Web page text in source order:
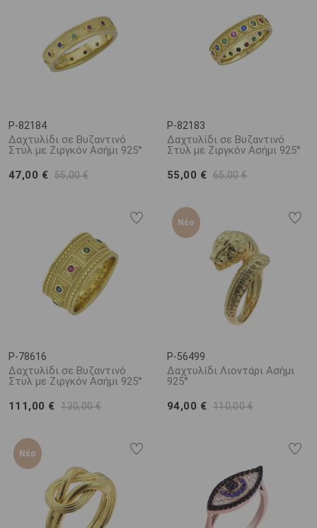
P-82184
Δαχτυλίδι σε Βυζαντινό
Στυλ με Ζιργκόν Ασήμι 925°
47,00 € 55,00 €
P-82183
Δαχτυλίδι σε Βυζαντινό
Στυλ με Ζιργκόν Ασήμι 925°
55,00 € 65,00 €
P-78616
Δαχτυλίδι σε Βυζαντινό
Στυλ με Ζιργκόν Ασήμι 925°
111,00 € 130,00 €
Νέο
P-56499
Δαχτυλίδι Λιοντάρι Ασήμι
925°
94,00 € 110,00 €
Νέο